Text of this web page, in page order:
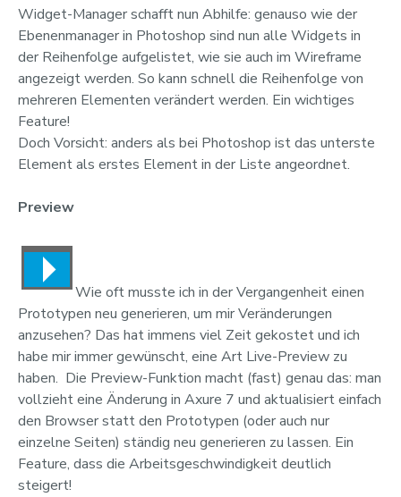
Widget-Manager schafft nun Abhilfe: genauso wie der
Ebenenmanager in Photoshop sind nun alle Widgets in
der Reihenfolge aufgelistet, wie sie auch im Wireframe
angezeigt werden. So kann schnell die Reihenfolge von
mehreren Elementen verändert werden. Ein wichtiges
Feature!
Doch Vorsicht: anders als bei Photoshop ist das unterste
Element als erstes Element in der Liste angeordnet.
Preview
Wie oft musste ich in der Vergangenheit einen
Prototypen neu generieren, um mir Veränderungen
anzusehen? Das hat immens viel Zeit gekostet und ich
habe mir immer gewünscht, eine Art Live-Preview zu
haben. Die Preview-Funktion macht (fast) genau das: man
vollzieht eine Änderung in Axure 7 und aktualisiert einfach
den Browser statt den Prototypen (oder auch nur
einzelne Seiten) ständig neu generieren zu lassen. Ein
Feature, dass die Arbeitsgeschwindigkeit deutlich
steigert!